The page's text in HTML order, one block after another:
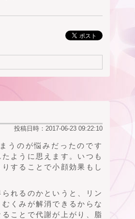
投稿日時：2017-06-23 09:22:10
うのが悩みだったのです
ように思えます。いつも
することで小顔効果もし
れるのかというと、リン
くみが解消できるからな
ことで代謝が上がり、脂